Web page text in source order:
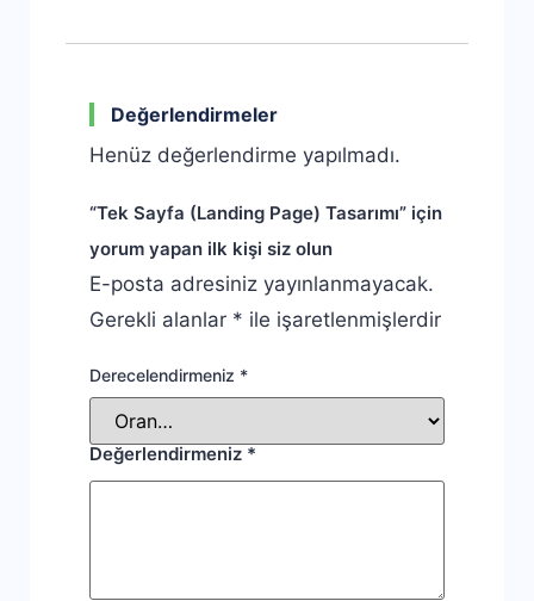
Değerlendirmeler
Henüz değerlendirme yapılmadı.
“Tek Sayfa (Landing Page) Tasarımı” için
yorum yapan ilk kişi siz olun
E-posta adresiniz yayınlanmayacak.
Gerekli alanlar * ile işaretlenmişlerdir
Derecelendirmeniz *
Değerlendirmeniz *